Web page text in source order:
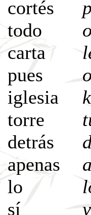
cortés
todo
carta
pues
iglesia
torre
detrás
apenas
lo
sí